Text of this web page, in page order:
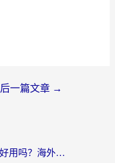
后一篇文章 →
ChickCN和Unblock Youku好用吗？海外党亲测3款回国加速器，附iOS免费选择指南